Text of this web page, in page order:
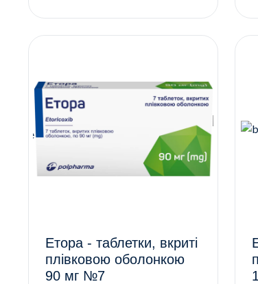
Етора - таблетки, вкриті
плівковою оболонкою
90 мг №7